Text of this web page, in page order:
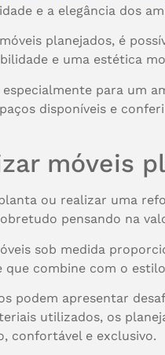
e a elegância dos
planejados, é
e uma estética
para um
disponíveis e
móveis
ou realizar uma
pensando na
sob medida
que combine com o
podem apresentar
utilizados, os
confortável e exclusivo.